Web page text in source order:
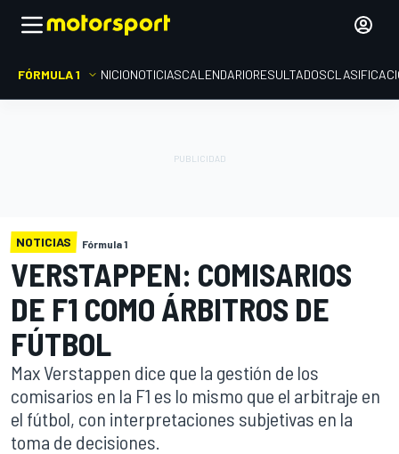
FÓRMULA 1 INICIONOTICIASCALENDARIORESULTADOS
NOTICIAS Fórmula 1
VERSTAPPEN: COMISARIOS
DE F1 COMO ÁRBITROS DE
FÚTBOL
Max Verstappen dice que la gestión de los
comisarios en la F1 es lo mismo que el arbitraje en
el fútbol, con interpretaciones subjetivas en la
toma de decisiones.